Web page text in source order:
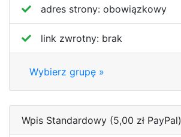
adres strony: obowiązkowy
link zwrotny: brak
Wybierz grupę »
Wpis Standardowy (5,00 zł PayPal)